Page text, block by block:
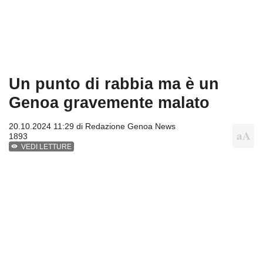
Un punto di rabbia ma è un
Genoa gravemente malato
20.10.2024 11:29 di Redazione Genoa News
1893
VEDI LETTURE